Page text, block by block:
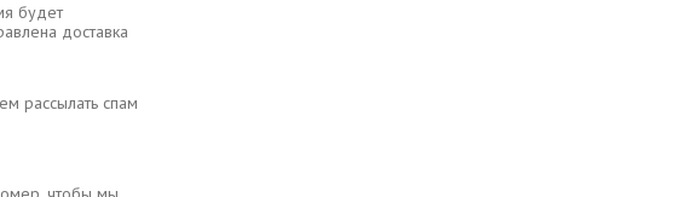
будет
доставка
рассылать спам